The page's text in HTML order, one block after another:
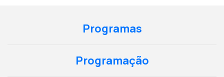
Programas
Programação